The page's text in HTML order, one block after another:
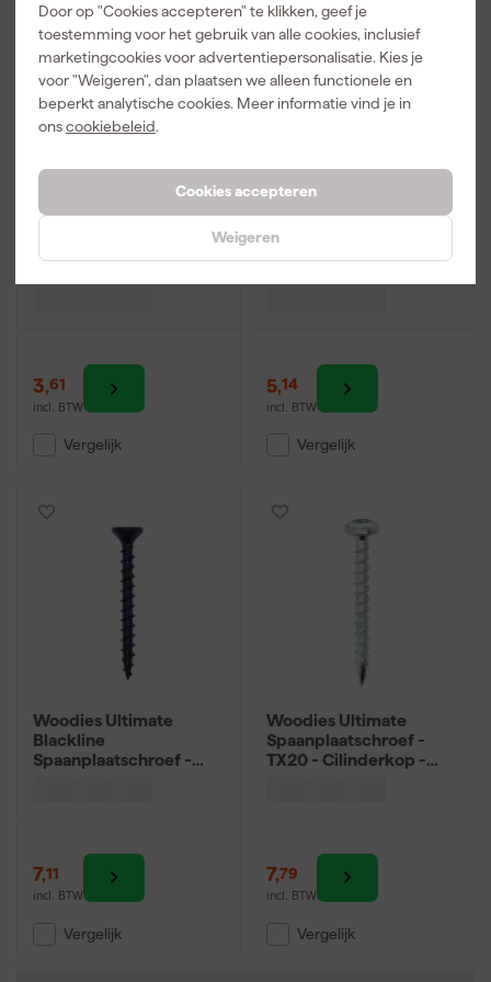
Door op "Cookies accepteren" te klikken, geef je
toestemming voor het gebruik van alle cookies, inclusief
marketingcookies voor advertentiepersonalisatie. Kies je
voor "Weigeren", dan plaatsen we alleen functionele en
beperkt analytische cookies. Meer informatie vind je in
onscookiebeleid.
Cookies accepteren
Weigeren
Voldraad - Verzinkt -
3,61
incl. BTW
Vergelijk
Woodies Ultimate
Deeldraad - Verzinkt -
5,14
incl. BTW
Vergelijk
Woodies Ultimate
Blackline
Spaanplaatschroef -
7,11
incl. BTW
Vergelijk
Woodies Ultimate
Spaanplaatschroef -
TX20 - Cilinderkop -
7,79
incl. BTW
Vergelijk